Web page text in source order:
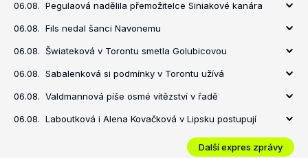
06.08. Pegulaová nadělila přemožitelce Siniakové kanára
06.08. Fils nedal šanci Navonemu
06.08. Šwiateková v Torontu smetla Golubicovou
06.08. Sabalenková si podmínky v Torontu užívá
06.08. Valdmannová píše osmé vítězství v řadě
06.08. Laboutková i Alena Kovačková v Lipsku postupují
Další expres zprávy